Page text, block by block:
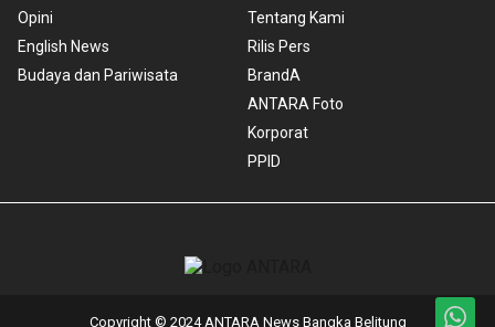
Opini
English News
Budaya dan Pariwisata
Tentang Kami
Rilis Pers
BrandA
ANTARA Foto
Korporat
PPID
Copyright © 2024 ANTARA News Bangka Belitung